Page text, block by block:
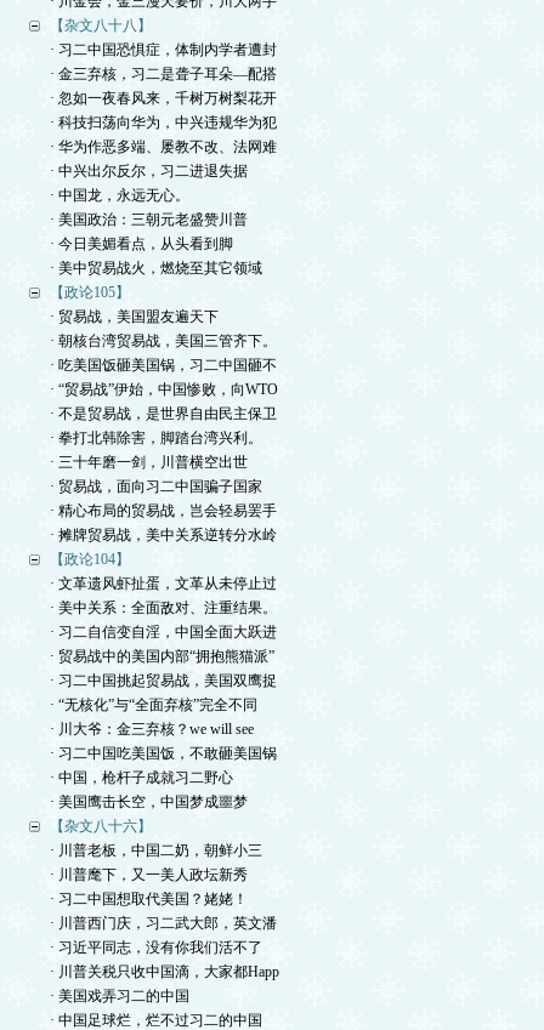
【杂文八十八】
· 习二中国恐惧症，体制内学者遭封
· 金三弃核，习二是聋子耳朵—配搭
· 忽如一夜春风来，千树万树梨花开
· 科技扫荡向华为，中兴违规华为犯
· 华为作恶多端、屡教不改、法网难
· 中兴出尔反尔，习二进退失据
· 中国龙，永远无心。
· 美国政治：三朝元老盛赞川普
· 今日美媚看点，从头看到脚
· 美中贸易战火，燃烧至其它领域
【政论105】
· 贸易战，美国盟友遍天下
· 朝核台湾贸易战，美国三管齐下。
· 吃美国饭砸美国锅，习二中国砸不
· “贸易战”伊始，中国惨败，向WTO
· 不是贸易战，是世界自由民主保卫
· 拳打北韩除害，脚踏台湾兴利。
· 三十年磨一剑，川普横空出世
· 贸易战，面向习二中国骗子国家
· 精心布局的贸易战，岂会轻易罢手
· 摊牌贸易战，美中关系逆转分水岭
【政论104】
· 文革遗风虾扯蛋，文革从未停止过
· 美中关系：全面敌对、注重结果。
· 习二自信变自淫，中国全面大跃进
· 贸易战中的美国内部“拥抱熊猫派”
· 习二中国挑起贸易战，美国双鹰捉
· “无核化”与“全面弃核”完全不同
· 川大爷：金三弃核？we will see
· 习二中国吃美国饭，不敢砸美国锅
· 中国，枪杆子成就习二野心
· 美国鹰击长空，中国梦成噩梦
【杂文八十六】
· 川普老板，中国二奶，朝鲜小三
· 川普麾下，又一美人政坛新秀
· 习二中国想取代美国？姥姥！
· 川普西门庆，习二武大郎，英文潘
· 习近平同志，没有你我们活不了
· 川普关税只收中国滴，大家都Happ
· 美国戏弄习二的中国
· 中国足球烂，烂不过习二的中国